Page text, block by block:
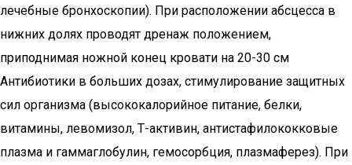
лечебные бронхоскопии). При расположении абсцесса в
нижних долях проводят дренаж положением,
приподнимая ножной конец кровати на 20-30 см
Антибиотики в больших дозах, стимулирование защитных
сил организма (высококалорийное питание, белки,
витамины, левомизол, Т-активин, антистафилококковые
плазма и гаммаглобулин, гемосорбция, плазмаферез). При